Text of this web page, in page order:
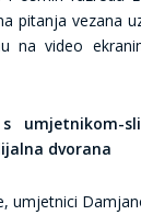
pitanja vezana
na video
s umjetnikom-
dvorana
umjetnici